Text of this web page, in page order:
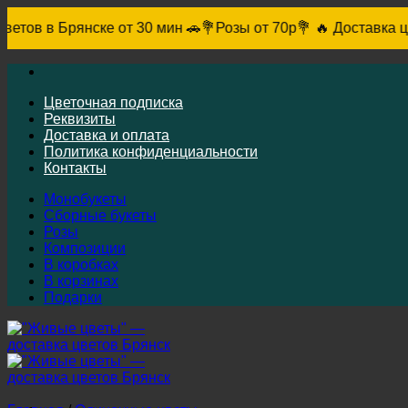
от 30 мин 🚗💐Розы от 70р💐 🔥 Доставка цветов в
Цветочная подписка
Реквизиты
Доставка и оплата
Политика конфиденциальности
Контакты
Монобукеты
Сборные букеты
Розы
Композиции
В коробках
В корзинах
Подарки